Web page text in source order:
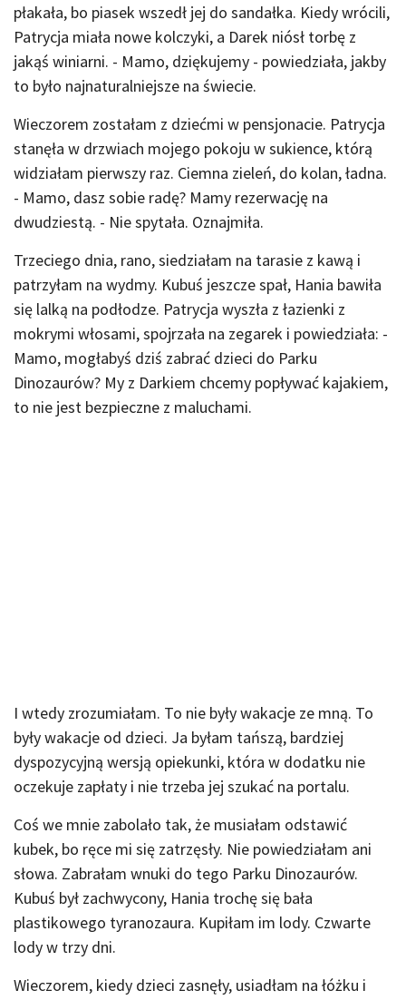
płakała, bo piasek wszedł jej do sandałka. Kiedy wrócili,
Patrycja miała nowe kolczyki, a Darek niósł torbę z
jakąś winiarni. - Mamo, dziękujemy - powiedziała, jakby
to było najnaturalniejsze na świecie.
Wieczorem zostałam z dziećmi w pensjonacie. Patrycja
stanęła w drzwiach mojego pokoju w sukience, którą
widziałam pierwszy raz. Ciemna zieleń, do kolan, ładna.
- Mamo, dasz sobie radę? Mamy rezerwację na
dwudziestą. - Nie spytała. Oznajmiła.
Trzeciego dnia, rano, siedziałam na tarasie z kawą i
patrzyłam na wydmy. Kubuś jeszcze spał, Hania bawiła
się lalką na podłodze. Patrycja wyszła z łazienki z
mokrymi włosami, spojrzała na zegarek i powiedziała: -
Mamo, mogłabyś dziś zabrać dzieci do Parku
Dinozaurów? My z Darkiem chcemy popływać kajakiem,
to nie jest bezpieczne z maluchami.
I wtedy zrozumiałam. To nie były wakacje ze mną. To
były wakacje od dzieci. Ja byłam tańszą, bardziej
dyspozycyjną wersją opiekunki, która w dodatku nie
oczekuje zapłaty i nie trzeba jej szukać na portalu.
Coś we mnie zabolało tak, że musiałam odstawić
kubek, bo ręce mi się zatrzęsły. Nie powiedziałam ani
słowa. Zabrałam wnuki do tego Parku Dinozaurów.
Kubuś był zachwycony, Hania trochę się bała
plastikowego tyranozaura. Kupiłam im lody. Czwarte
lody w trzy dni.
Wieczorem, kiedy dzieci zasnęły, usiadłam na łóżku i